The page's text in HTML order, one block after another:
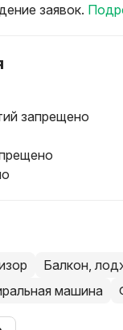
заявок.
запрещено
Балкон,
машина